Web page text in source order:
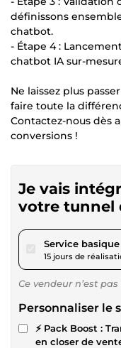
définissons
chatbot.
- Étape 4 :
chatbot IA sur-
Ne laissez plus
faire toute la
Contactez-nous dès
conversions !
Je vais
votre tunnel
Service basique
15 jours de
Ce vendeur n’est
Personnaliser le
⚡ Pack Boost :
en closer de